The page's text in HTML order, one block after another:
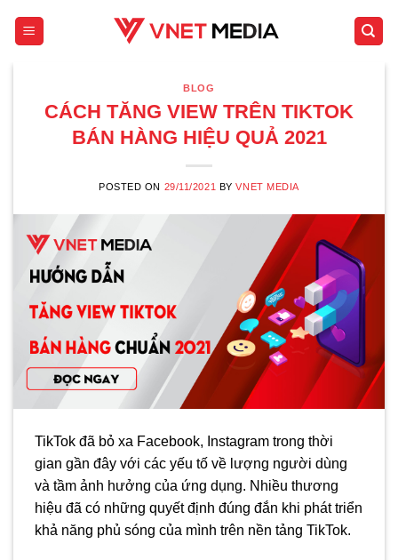
BLOG
CÁCH TĂNG VIEW TRÊN TIKTOK
BÁN HÀNG HIỆU QUẢ 2021
POSTED ON 29/11/2021 BYVNET MEDIA
TikTok đã bỏ xa Facebook, Instagram trong thời
gian gần đây với các yếu tố về lượng người dùng
và tầm ảnh hưởng của ứng dụng. Nhiều thương
hiệu đã có những quyết định đúng đắn khi phát triển
khả năng phủ sóng của mình trên nền tảng TikTok.